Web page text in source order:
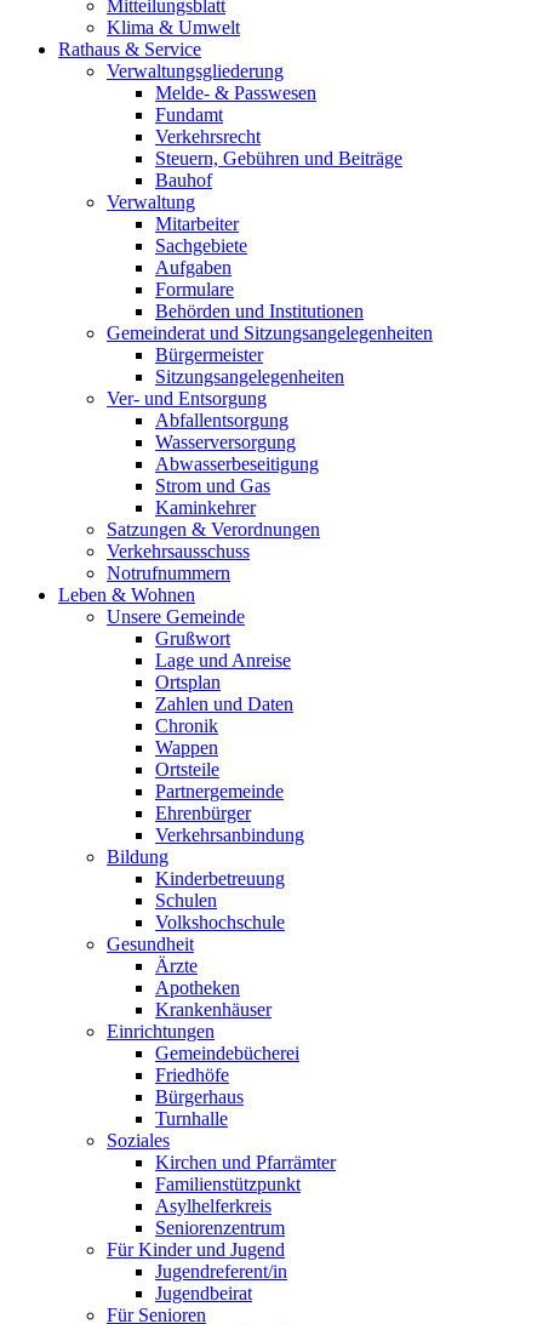
Mitteilungsblatt
Klima & Umwelt
Rathaus & Service
Verwaltungsgliederung
Melde- & Passwesen
Fundamt
Verkehrsrecht
Steuern, Gebühren und Beiträge
Bauhof
Verwaltung
Mitarbeiter
Sachgebiete
Aufgaben
Formulare
Behörden und Institutionen
Gemeinderat und Sitzungsangelegenheiten
Bürgermeister
Sitzungsangelegenheiten
Ver- und Entsorgung
Abfallentsorgung
Wasserversorgung
Abwasserbeseitigung
Strom und Gas
Kaminkehrer
Satzungen & Verordnungen
Verkehrsausschuss
Notrufnummern
Leben & Wohnen
Unsere Gemeinde
Grußwort
Lage und Anreise
Ortsplan
Zahlen und Daten
Chronik
Wappen
Ortsteile
Partnergemeinde
Ehrenbürger
Verkehrsanbindung
Bildung
Kinderbetreuung
Schulen
Volkshochschule
Gesundheit
Ärzte
Apotheken
Krankenhäuser
Einrichtungen
Gemeindebücherei
Friedhöfe
Bürgerhaus
Turnhalle
Soziales
Kirchen und Pfarrämter
Familienstützpunkt
Asylhelferkreis
Seniorenzentrum
Für Kinder und Jugend
Jugendreferent/in
Jugendbeirat
Für Senioren